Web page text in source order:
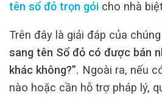
tên sổ đỏ trọn gói cho nhà
Trên đây là giải đáp của
sang tên Sổ đỏ có được bán
khác không?”. Ngoài ra, nếu
nào hoặc cần hỗ trợ pháp lý,